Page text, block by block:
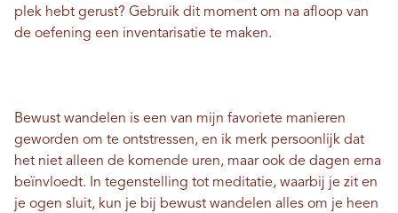
plek hebt gerust? Gebruik dit moment om na afloop van
de oefening een inventarisatie te maken.
Bewust wandelen is een van mijn favoriete manieren
geworden om te ontstressen, en ik merk persoonlijk dat
het niet alleen de komende uren, maar ook de dagen erna
beïnvloedt. In tegenstelling tot meditatie, waarbij je zit en
je ogen sluit, kun je bij bewust wandelen alles om je heen